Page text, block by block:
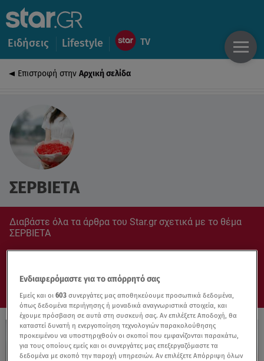
Ειδήσεις Lifestyle
Επιστροφή στην Αρχική σελίδα
ΣΕΡΒΙΕΤΑ
Διαβάστε όλα τα άρθρα του Star.gr σχετικά με το θέμα
ΣΕΡΒΙΕΤΑ
Ενδιαφερόμαστε για το απόρρητό σας
Εμείς και οι603 συνεργάτες μας αποθηκεύουμε προσωπικά δεδομένα,
όπως δεδομένα περιήγησης ή μοναδικά αναγνωριστικά στοιχεία, και
έχουμε πρόσβαση σε αυτά στη συσκευή σας. Αν επιλέξετε Αποδοχή, θα
καταστεί δυνατή η ενεργοποίηση τεχνολογιών παρακολούθησης
προκειμένου να υποστηριχθούν οι σκοποί που εμφανίζονται παρακάτω,
για τους οποίους εμείς και οι συνεργάτες μας επεξεργαζόμαστε τα
δεδομένα με σκοπό την παροχή υπηρεσιών. Αν επιλέξετε Απόρριψη όλων